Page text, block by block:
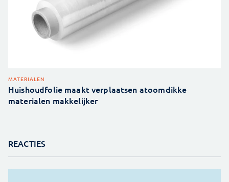
MATERIALEN
Huishoudfolie maakt verplaatsen atoomdikke
materialen makkelijker
REACTIES